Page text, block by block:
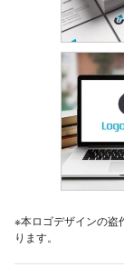
※本ロゴデザインの盗
ります。